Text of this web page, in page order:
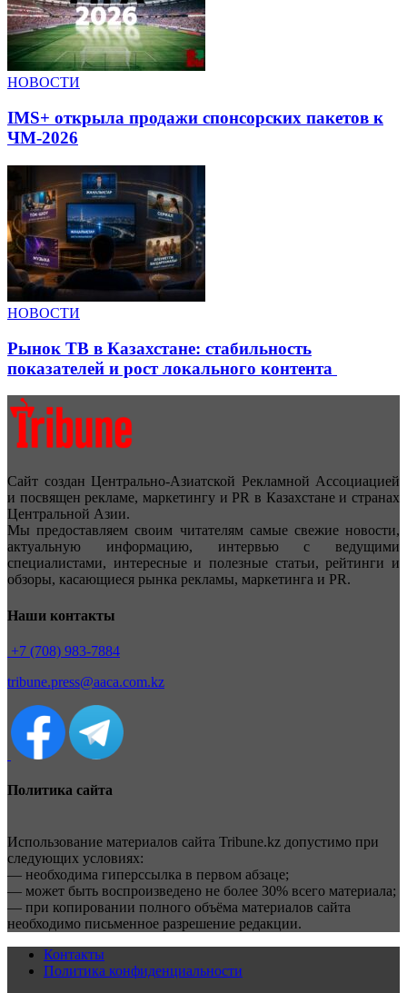
НОВОСТИ
IMS+ открыла продажи спонсорских пакетов к
ЧМ-2026
НОВОСТИ
Рынок ТВ в Казахстане: стабильность
показателей и рост локального контента
Сайт создан Центрально-Азиатской Рекламной Ассоциацией
и посвящен рекламе, маркетингу и PR в Казахстане и странах
Центральной Азии.
Мы предоставляем своим читателям самые свежие новости,
актуальную информацию, интервью с ведущими
специалистами, интересные и полезные статьи, рейтинги и
обзоры, касающиеся рынка рекламы, маркетинга и PR.
Наши контакты
+7 (708) 983-7884
tribune.press@aaca.com.kz
Политика сайта
Использование материалов сайта Tribune.kz допустимо при
следующих условиях:
— необходима гиперссылка в первом абзаце;
— может быть воспроизведено не более 30% всего материала;
— при копировании полного объёма материалов сайта
необходимо письменное разрешение редакции.
Контакты
Политика конфиденциальности